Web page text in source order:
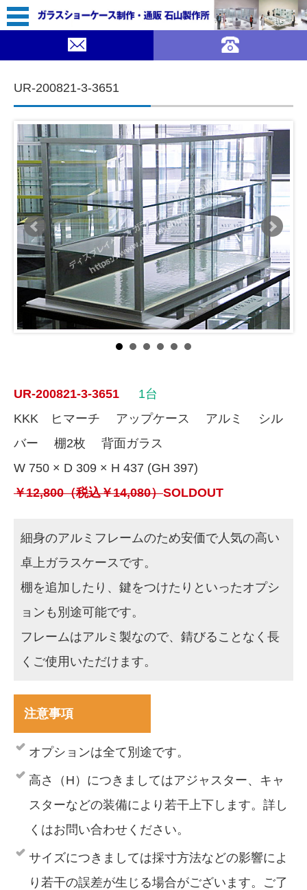
UR-200821-3-3651
UR-200821-3-3651
1台
KKK ヒマーチ アップケース アルミ シル
バー 棚2枚 背面ガラス
W 750 × D 309 × H 437 (GH 397)
￥12,800（税込￥14,080）SOLDOUT
細身のアルミフレームのため安価で人気の高い
卓上ガラスケースです。
棚を追加したり、鍵をつけたりといったオプシ
ョンも別途可能です。
フレームはアルミ製なので、錆びることなく長
くご使用いただけます。
注意事項
オプションは全て別途です。
高さ（H）につきましてはアジャスター、キャ
スターなどの装備により若干上下します。詳し
くはお問い合わせください。
サイズにつきましては採寸方法などの影響によ
り若干の誤差が生じる場合がございます。ご了